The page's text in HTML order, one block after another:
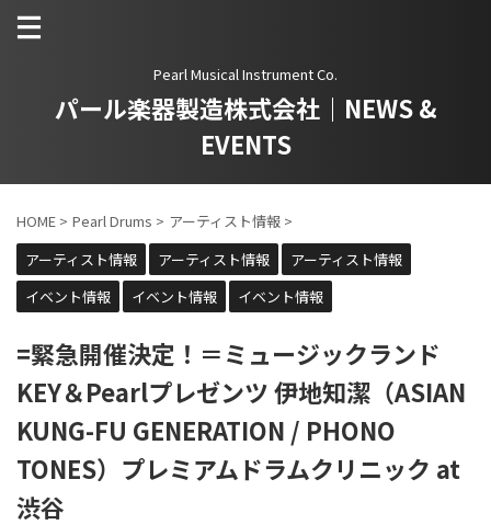
Pearl Musical Instrument Co.
パール楽器製造株式会社｜NEWS &
EVENTS
HOME > Pearl Drums > アーティスト情報 >
アーティスト情報
アーティスト情報
アーティスト情報
イベント情報
イベント情報 イベント情報
=緊急開催決定！＝ミュージックランド
KEY＆Pearlプレゼンツ 伊地知潔（ASIAN
KUNG-FU GENERATION / PHONO
TONES）プレミアムドラムクリニック at
渋谷